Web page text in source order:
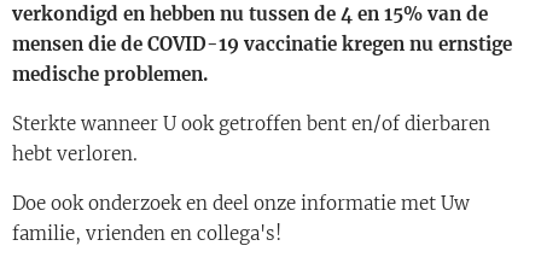
verkondigd en hebben nu tussen de 4 en 15% van de
mensen die de COVID-19 vaccinatie kregen nu ernstige
medische problemen.
Sterkte wanneer U ook getroffen bent en/of dierbaren
hebt verloren.
Doe ook onderzoek en deel onze informatie met Uw
familie, vrienden en collega's!